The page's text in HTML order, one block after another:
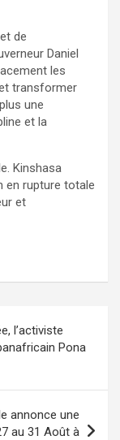
de
Daniel
les
transformer
une
et la
Kinshasa
en rupture totale
et
l’activiste
Pona
annonce une
au 31 Août à